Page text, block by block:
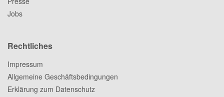
Jobs
Rechtliches
Impressum
Allgemeine Geschäftsbedingungen
Erklärung zum Datenschutz